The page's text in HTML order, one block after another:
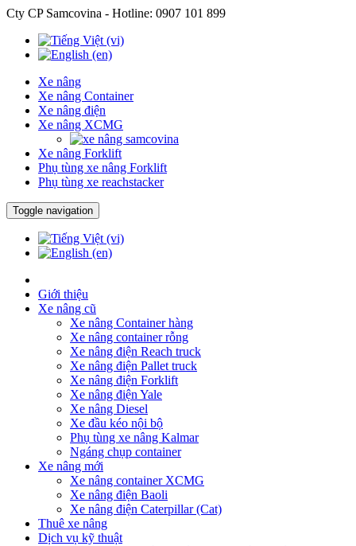
Cty CP Samcovina - Hotline: 0907 101 899
Xe nâng
Xe nâng Container
Xe nâng điện
Xe nâng XCMG
Xe nâng Forklift
Phụ tùng xe nâng Forklift
Phụ tùng xe reachstacker
Toggle navigation
Giới thiệu
Xe nâng cũ
Xe nâng Container hàng
Xe nâng container rỗng
Xe nâng điện Reach truck
Xe nâng điện Pallet truck
Xe nâng điện Forklift
Xe nâng điện Yale
Xe nâng Diesel
Xe đầu kéo nội bộ
Phụ tùng xe nâng Kalmar
Ngáng chụp container
Xe nâng mới
Xe nâng container XCMG
Xe nâng điện Baoli
Xe nâng điện Caterpillar (Cat)
Thuê xe nâng
Dịch vụ kỹ thuật